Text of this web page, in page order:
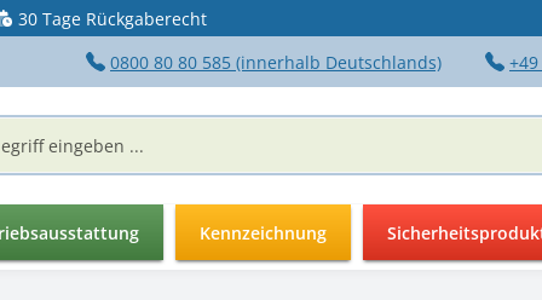
30 Tage Rückgaberecht
0800 80 80 585 (innerhalb Deutschlands)
Kennzeichnung